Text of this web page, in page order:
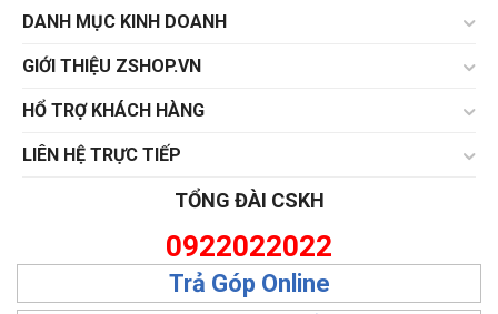
DANH MỤC KINH DOANH
GIỚI THIỆU ZSHOP.VN
HỔ TRỢ KHÁCH HÀNG
LIÊN HỆ TRỰC TIẾP
TỔNG ĐÀI CSKH
0922022022
Trả Góp Online